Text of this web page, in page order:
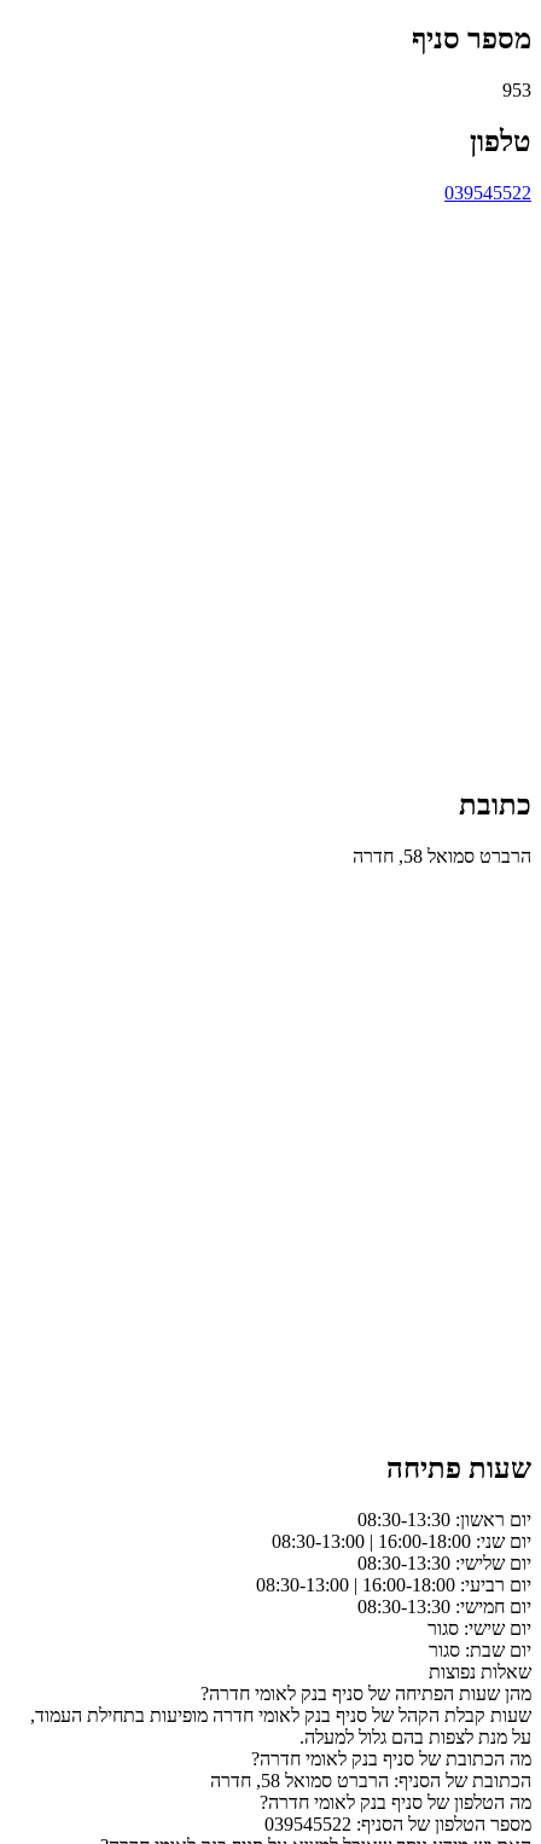
מספר סניף
953
טלפון
039545522
כתובת
הרברט סמואל 58, חדרה
שעות פתיחה
יום ראשון: 08:30-13:30
יום שני: 16:00-18:00 | 08:30-13:00
יום שלישי: 08:30-13:30
יום רביעי: 16:00-18:00 | 08:30-13:00
יום חמישי: 08:30-13:30
יום שישי: סגור
יום שבת: סגור
שאלות נפוצות
מהן שעות הפתיחה של סניף בנק לאומי חדרה?
שעות קבלת הקהל של סניף בנק לאומי חדרה מופיעות בתחילת העמוד,
על מנת לצפות בהם גלול למעלה.
מה הכתובת של סניף בנק לאומי חדרה?
הכתובת של הסניף: הרברט סמואל 58, חדרה
מה הטלפון של סניף בנק לאומי חדרה?
מספר הטלפון של הסניף: 039545522